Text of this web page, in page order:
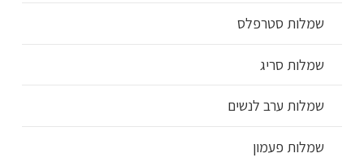
שמלות סטרפלס
שמלות סריג
שמלות ערב לנשים
שמלות פעמון